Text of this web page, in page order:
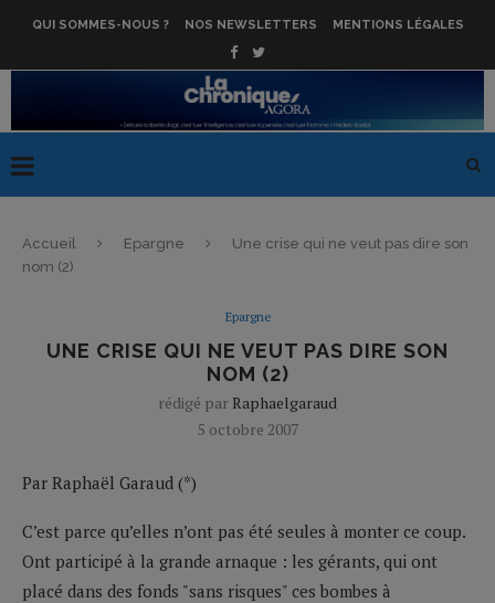
QUI SOMMES-NOUS ? NOS NEWSLETTERS MENTIONS LÉGALES
Accueil Epargne
Une crise qui ne veut pas dire son
nom (2)
Epargne
UNE CRISE QUI NE VEUT PAS DIRE SON
NOM (2)
rédigé parRaphaelgaraud
5 octobre 2007
Par Raphaël Garaud (*)
C’est parce qu’elles n’ont pas été seules à monter ce coup.
Ont participé à la grande arnaque : les gérants, qui ont
placé dans des fonds "sans risques" ces bombes à